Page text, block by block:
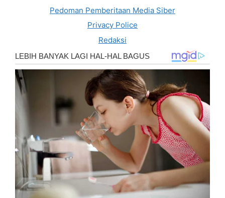
Pedoman Pemberitaan Media Siber
Privacy Police
Redaksi